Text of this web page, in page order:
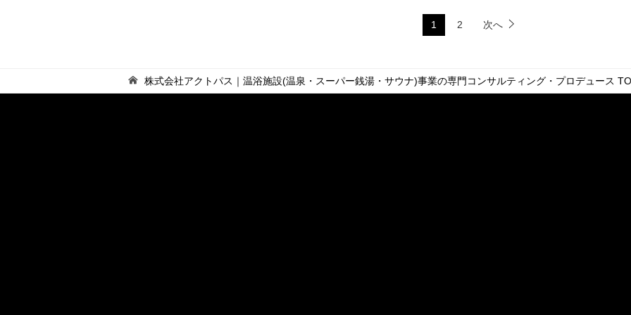
1 2 次へ
株式会社アクトパス｜温浴施設(温泉・スーパー銭湯・サウナ)事業の専門コンサルティング・プロデュース